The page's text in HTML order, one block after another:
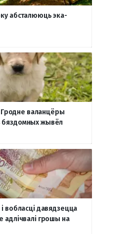
абсталююць эка-
Гродне валанцёры
бяздомных жывёл
вобласці давядзецца
адлічвалі грошы на